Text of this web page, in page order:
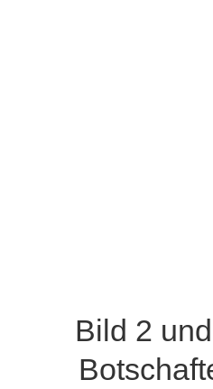
Bild 2